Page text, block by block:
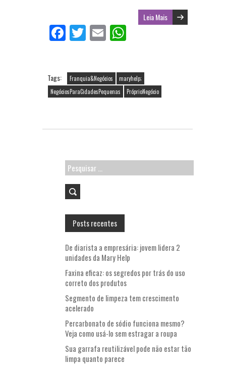
Leia Mais
Fa
o
o
T
er
E
l A
p
Tags: Franquia&Negócios
maryhelp;
NegóciosParaCidadesPequenas
PróprioNegócio
Pesquisar
por:
Posts recentes
De diarista a empresária: jovem lidera 2
unidades da Mary Help
Faxina eficaz: os segredos por trás do uso
correto dos produtos
Segmento de limpeza tem crescimento
acelerado
Percarbonato de sódio funciona mesmo?
Veja como usá-lo sem estragar a roupa
Sua garrafa reutilizável pode não estar tão
limpa quanto parece